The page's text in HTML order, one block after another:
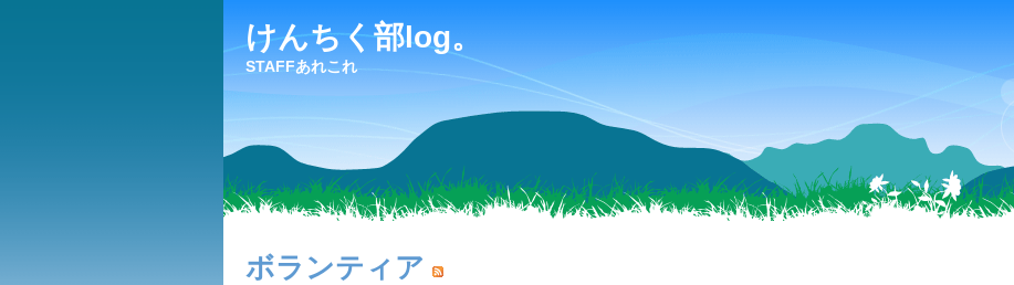
けんちく部log。
STAFFあれこれ
ボランティア